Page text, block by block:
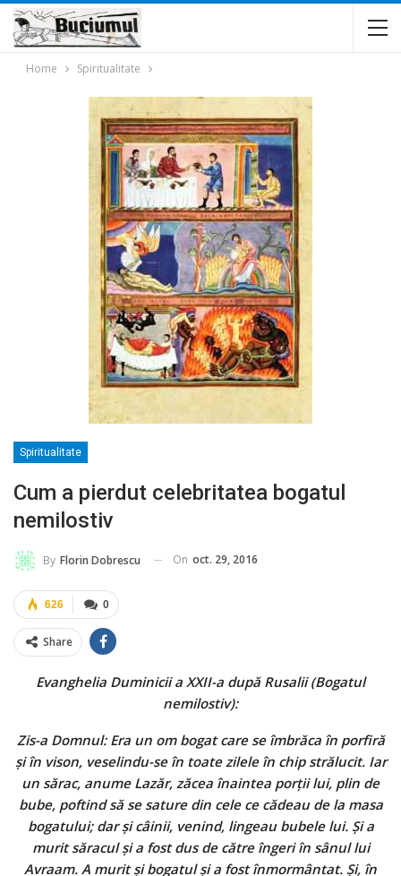
Home Spiritualitate
Spiritualitate
Cum a pierdut celebritatea bogatul
nemilostiv
By Florin Dobrescu On oct. 29, 2016
0
626
Share
Evanghelia Duminicii a XXII-a după Rusalii (Bogatul
nemilostiv):
Zis-a Domnul: Era un om bogat care se îmbrăca în porfiră
şi în vison, veselindu-se în toate zilele în chip strălucit. Iar
un sărac, anume Lazăr, zăcea înaintea porţii lui, plin de
bube, poftind să se sature din cele ce cădeau de la masa
bogatului; dar şi câinii, venind, lingeau bubele lui. Şi a
murit săracul şi a fost dus de către îngeri în sânul lui
Avraam. A murit şi bogatul şi a fost înmormântat. Şi, în